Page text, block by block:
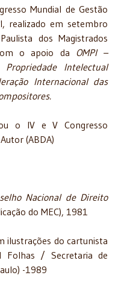
Mundial de Gestão
realizado em setembro
dos Magistrados
o apoio da OMPI –
Intelectual
Internacional das
o IV e V Congresso
(ABDA)
Nacional de Direito
do MEC), 1981
ilustrações do cartunista
Folhas / Secretaria de
-1989